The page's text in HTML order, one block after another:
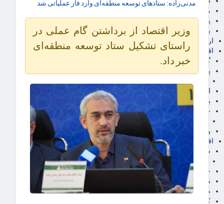
مالیات
یارانه و معیشت مردم
برق، آب و انرژی
ارز دیجیتال
اقتصاد اجتماعی
گردشگری
پزشکی، سلامت و زیبایی
اجتماعی
بازنشستگان
حقوق و قضایی
ورزشی
اقتصاد شهری و روستایی
شهر و مسکن و عمران
گسترش ساختمان
حمل و نقل
شهرک های صنعتی
صنایع غذایی
کشاورزی و دامداری
مدنی‌زاده: ستادهای توسعه منطقه‌ای وارد فاز عملیاتی شد
وزیر اقتصاد از برداشتن گام عملی در
راستای تشکیل ستاد توسعه منطقه‌ای
خبر داد.